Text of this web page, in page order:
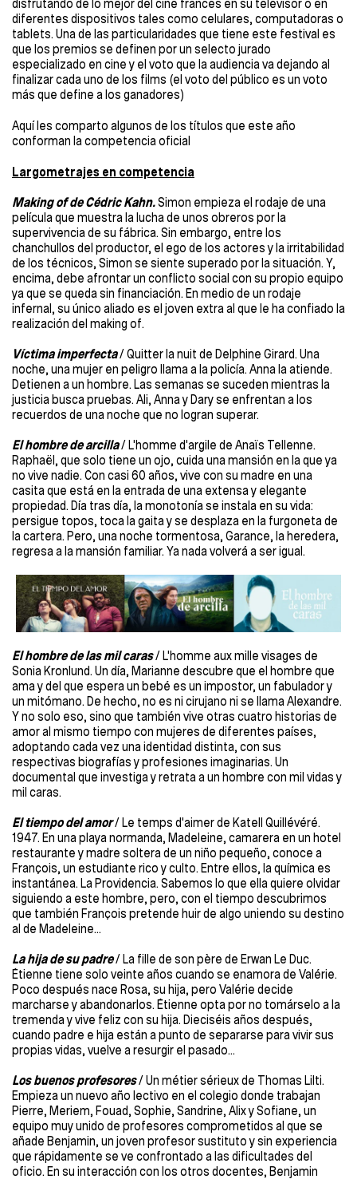
disfrutando de lo mejor del cine francés en su televisor o en
diferentes dispositivos tales como celulares, computadoras o
tablets. Una de las particularidades que tiene este festival es
que los premios se definen por un selecto jurado
especializado en cine y el voto que la audiencia va dejando al
finalizar cada uno de los films (el voto del público es un voto
más que define a los ganadores)
Aquí les comparto algunos de los títulos que este año
conforman la competencia oficial
Largometrajes en competencia
Making of de Cédric Kahn.Simon empieza el rodaje de una
película que muestra la lucha de unos obreros por la
supervivencia de su fábrica. Sin embargo, entre los
chanchullos del productor, el ego de los actores y la irritabilidad
de los técnicos, Simon se siente superado por la situación. Y,
encima, debe afrontar un conflicto social con su propio equipo
ya que se queda sin financiación. En medio de un rodaje
infernal, su único aliado es el joven extra al que le ha confiado la
realización del making of.
Víctima imperfecta/ Quitter la nuit de Delphine Girard. Una
noche, una mujer en peligro llama a la policía. Anna la atiende.
Detienen a un hombre. Las semanas se suceden mientras la
justicia busca pruebas. Ali, Anna y Dary se enfrentan a los
recuerdos de una noche que no logran superar.
El hombre de arcilla/ L'homme d'argile de Anaïs Tellenne.
Raphaël, que solo tiene un ojo, cuida una mansión en la que ya
no vive nadie. Con casi 60 años, vive con su madre en una
casita que está en la entrada de una extensa y elegante
propiedad. Día tras día, la monotonía se instala en su vida:
persigue topos, toca la gaita y se desplaza en la furgoneta de
la cartera. Pero, una noche tormentosa, Garance, la heredera,
regresa a la mansión familiar. Ya nada volverá a ser igual.
El hombre de las mil caras/ L'homme aux mille visages de
Sonia Kronlund. Un día, Marianne descubre que el hombre que
ama y del que espera un bebé es un impostor, un fabulador y
un mitómano. De hecho, no es ni cirujano ni se llama Alexandre.
Y no solo eso, sino que también vive otras cuatro historias de
amor al mismo tiempo con mujeres de diferentes países,
adoptando cada vez una identidad distinta, con sus
respectivas biografías y profesiones imaginarias. Un
documental que investiga y retrata a un hombre con mil vidas y
mil caras.
El tiempo del amor/ Le temps d'aimer de Katell Quillévéré.
1947. En una playa normanda, Madeleine, camarera en un hotel
restaurante y madre soltera de un niño pequeño, conoce a
François, un estudiante rico y culto. Entre ellos, la química es
instantánea. La Providencia. Sabemos lo que ella quiere olvidar
siguiendo a este hombre, pero, con el tiempo descubrimos
que también François pretende huir de algo uniendo su destino
al de Madeleine...
La hija de su padre/ La fille de son père de Erwan Le Duc.
Étienne tiene solo veinte años cuando se enamora de Valérie.
Poco después nace Rosa, su hija, pero Valérie decide
marcharse y abandonarlos. Étienne opta por no tomárselo a la
tremenda y vive feliz con su hija. Dieciséis años después,
cuando padre e hija están a punto de separarse para vivir sus
propias vidas, vuelve a resurgir el pasado…
Los buenos profesores/ Un métier sérieux de Thomas Lilti.
Empieza un nuevo año lectivo en el colegio donde trabajan
Pierre, Meriem, Fouad, Sophie, Sandrine, Alix y Sofiane, un
equipo muy unido de profesores comprometidos al que se
añade Benjamin, un joven profesor sustituto y sin experiencia
que rápidamente se ve confrontado a las dificultades del
oficio. En su interacción con los otros docentes, Benjamin